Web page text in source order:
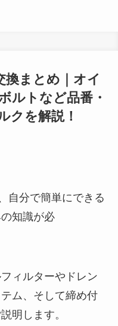
換まとめ｜オイ
ルトなど品番・
クを解説！
自分で簡単にできる
知識が必
ィルターやドレン
ム、そして締め付
明します。